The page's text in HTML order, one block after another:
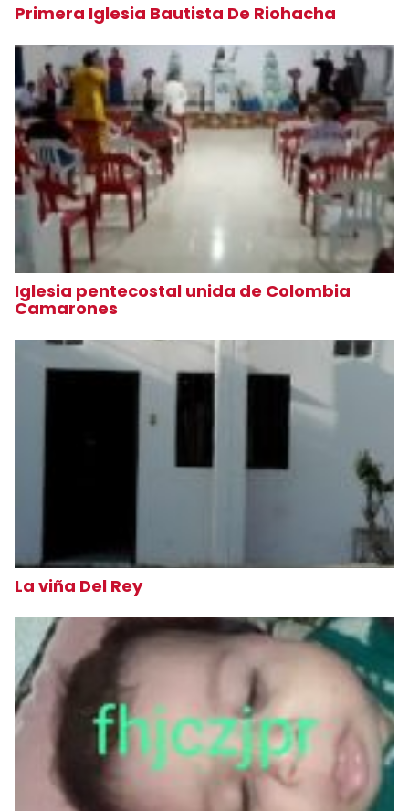
Primera Iglesia Bautista De Riohacha
Iglesia pentecostal unida de Colombia
Camarones
La viña Del Rey